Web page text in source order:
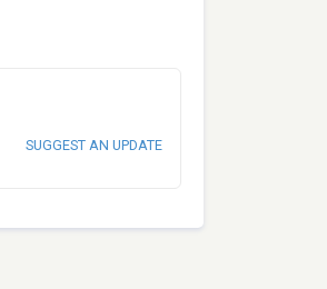
SUGGEST AN UPDATE